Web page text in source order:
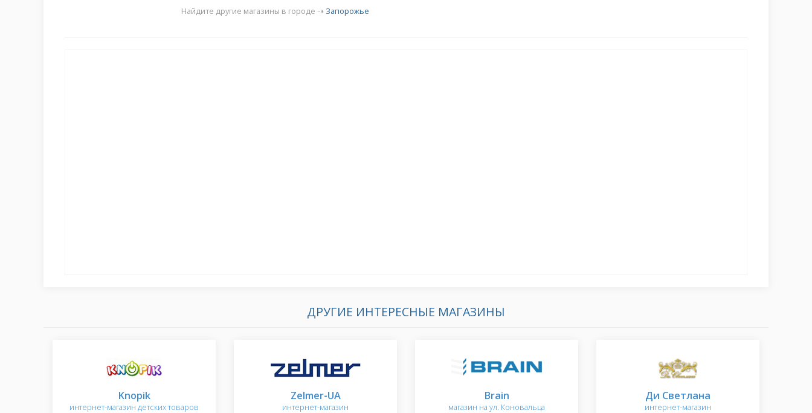
Найдите другие магазины в городе ⇢ Запорожье
ДРУГИЕ ИНТЕРЕСНЫЕ МАГАЗИНЫ
Knopik
интернет-магазин детских товаров
Zelmer-UA
интернет-магазин
Brain
магазин на ул. Коновальца
Ди Светлана
интернет-магазин